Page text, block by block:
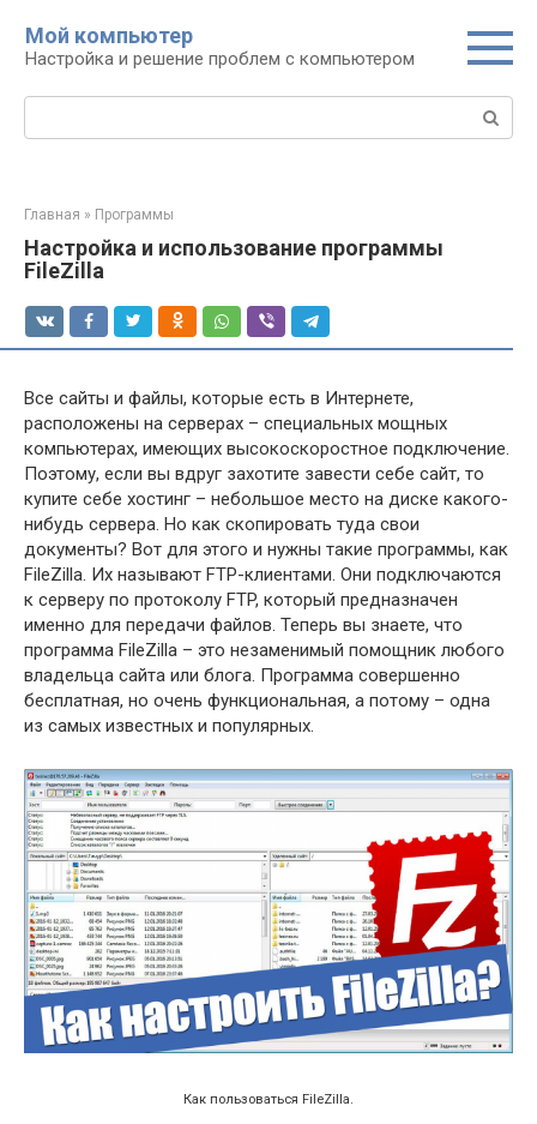
контенту
Мой компьютер
Настройка и решение проблем с компьютером
Поиск:
Главная » Программы
Настройка и использование программы
FileZilla
Все сайты и файлы, которые есть в Интернете,
расположены на серверах – специальных мощных
компьютерах, имеющих высокоскоростное подключение.
Поэтому, если вы вдруг захотите завести себе сайт, то
купите себе хостинг – небольшое место на диске какого-
нибудь сервера. Но как скопировать туда свои
документы? Вот для этого и нужны такие программы, как
FileZilla. Их называют FTP-клиентами. Они подключаются
к серверу по протоколу FTP, который предназначен
именно для передачи файлов. Теперь вы знаете, что
программа FileZilla – это незаменимый помощник любого
владельца сайта или блога. Программа совершенно
бесплатная, но очень функциональная, а потому – одна
из самых известных и популярных.
Как пользоваться FileZilla.